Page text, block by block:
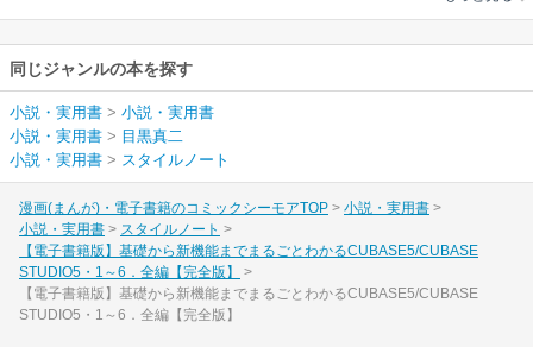
STUDIO5・1～6．全
編【完全版】
同じジャンルの本を探す
小説・実用書 > 小説・実用書
小説・実用書 > 目黒真二
小説・実用書 > スタイルノート
漫画(まんが)・電子書籍のコミックシーモアTOP
小説・実用書
小説・実用書
スタイルノート
【電子書籍版】基礎から新機能までまるごとわかるCUBASE5/CUBASE
STUDIO5・1～6．全編【完全版】
【電子書籍版】基礎から新機能までまるごとわかるCUBASE5/CUBASE
STUDIO5・1～6．全編【完全版】